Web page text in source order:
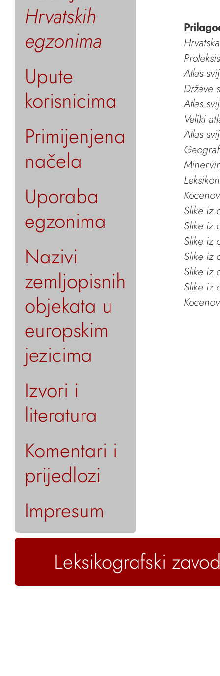
Hrvatskih
egzonima
Upute
korisnicima
Primijenjena
načela
Uporaba
egzonima
Nazivi
zemljopisnih
objekata u
europskim
jezicima
Izvori i
literatura
Komentari i
prijedlozi
Impresum
Atlas
Države
Atlas
Veliki
Atlas
Slike iz
Slike iz
Slike iz
Slike iz
Slike iz
Slike iz
Leksikografski